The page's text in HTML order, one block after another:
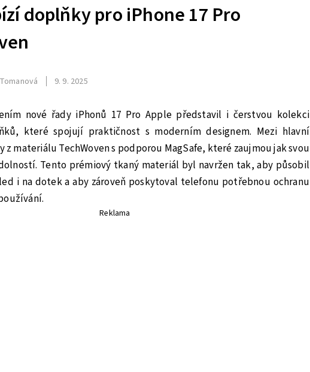
doplňky pro iPhone 17 Pro
9. 9. 2025
nové řady iPhonů 17 Pro Apple představil i čerstvou kolekci
které spojují praktičnost s moderním designem. Mezi hlavní
materiálu TechWoven s podporou MagSafe, které zaujmou jak svou
Tento prémiový tkaný materiál byl navržen tak, aby působil
i na dotek a aby zároveň poskytoval telefonu potřebnou ochranu
Reklama